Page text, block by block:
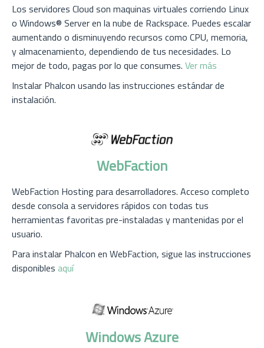
Los servidores Cloud son maquinas virtuales corriendo Linux
o Windows® Server en la nube de Rackspace. Puedes escalar
aumentando o disminuyendo recursos como CPU, memoria,
y almacenamiento, dependiendo de tus necesidades. Lo
mejor de todo, pagas por lo que consumes. Ver más
Instalar Phalcon usando las instrucciones estándar de
instalación.
WebFaction
WebFaction Hosting para desarrolladores. Acceso completo
desde consola a servidores rápidos con todas tus
herramientas favoritas pre-instaladas y mantenidas por el
usuario.
Para instalar Phalcon en WebFaction, sigue las instrucciones
disponibles aquí
Windows Azure